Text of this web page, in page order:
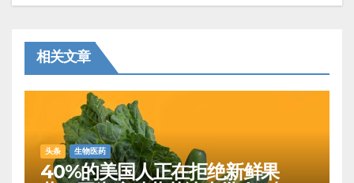
相关文章
头条 生物医药
40%的美国人正在拒绝新鲜果